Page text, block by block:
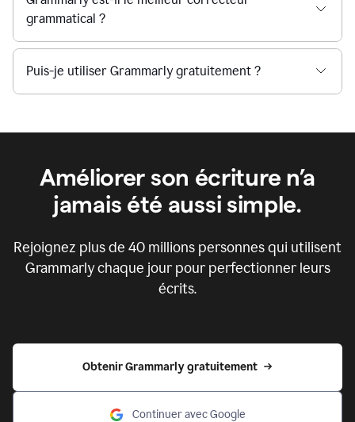
grammatical ?
Puis-je utiliser Grammarly gratuitement ?
Améliorer son écriture n’a
jamais été aussi simple.
Rejoignez plus de 40 millions personnes qui utilisent
Grammarly chaque jour pour perfectionner leurs
écrits.
Obtenir Grammarly gratuitement
Continuer avec Google